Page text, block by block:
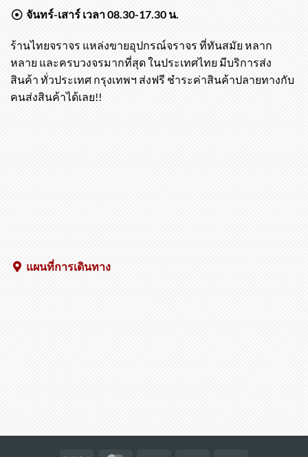
เวลาเปิดทำการ
จันทร์-เสาร์ เวลา 08.30-17.30 น.
ร้านไทยจราจร แหล่งขายอุปกรณ์จราจร ที่ทันสมัย หลาก
หลาย และครบวงจรมากที่สุด ในประเทศไทย มีบริการส่ง